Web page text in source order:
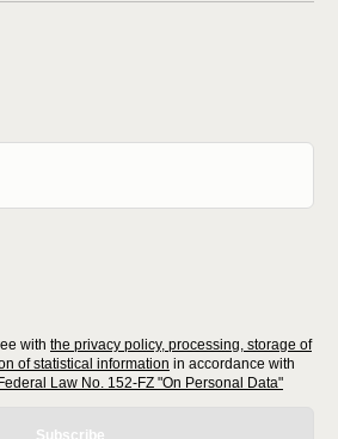
with the privacy policy, processing, storage of
of statistical information in accordance with
Law No. 152-FZ "On Personal Data"
Subscribe